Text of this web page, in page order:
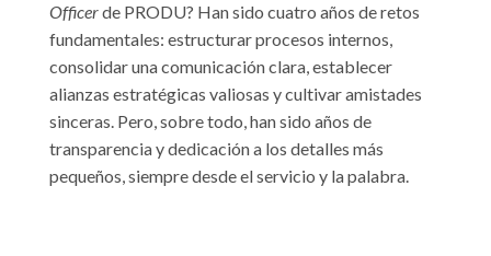
Officerde PRODU? Han sido cuatro años de retos
fundamentales: estructurar procesos internos,
consolidar una comunicación clara, establecer
alianzas estratégicas valiosas y cultivar amistades
sinceras. Pero, sobre todo, han sido años de
transparencia y dedicación a los detalles más
pequeños, siempre desde el servicio y la palabra.